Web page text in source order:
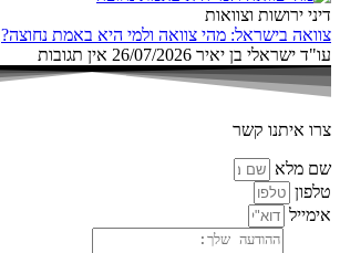
דיני ירושות וצוואות
צוואה בישראל: מהי צוואה ולמי היא באמת נחוצה?
עו"ד ישראלי בן יאיר 26/07/2026 אין תגובות
צרו איתנו קשר
שם מלא
טלפון
אימייל